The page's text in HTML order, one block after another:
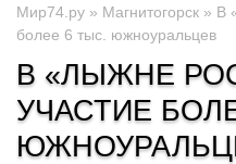
Мир74.ру » Магнитогорск » В
более 6 тыс. южноуральцев
В «ЛЫЖНЕ
УЧАСТИЕ